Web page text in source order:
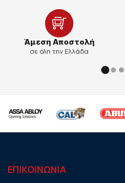
Άμεση Αποστολή
σε όλη την Ελλάδα
ΕΠΙΚΟΙΝΩΝΙΑ